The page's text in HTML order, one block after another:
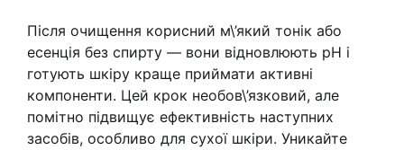
Після очищення корисний м\’який тонік або
есенція без спирту — вони відновлюють pH і
готують шкіру краще приймати активні
компоненти. Цей крок необов\’язковий, але
помітно підвищує ефективність наступних
засобів, особливо для сухої шкіри. Уникайте